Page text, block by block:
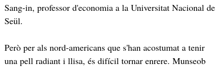
Sang-in, professor d'economia a la Universitat Nacional de
Seül.
Però per als nord-americans que s'han acostumat a tenir
una pell radiant i llisa, és difícil tornar enrere. Munseob